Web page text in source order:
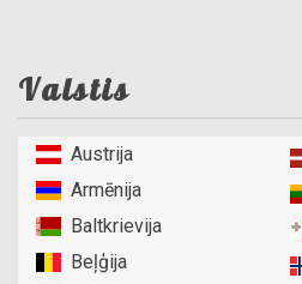
Valstis
Austrija
Armēnija
Baltkrievija
Beļģija